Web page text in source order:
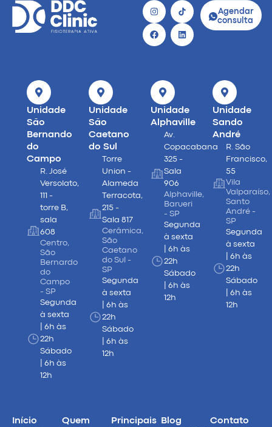
Agendar
consulta
Unidade
São
Bernando
do
Campo
R. José
Versolato,
111 -
torre B,
sala
608
Centro,
São
Bernardo
do
Campo
- SP
Segunda
à sexta
| 6h às
22h
Sábado
| 6h às
12h
Unidade
São
Caetano
do Sul
Torre
Union -
Alameda
Terracota,
215 -
Sala 817
Cerâmica,
São
Caetano
do Sul -
SP
Segunda
à sexta
| 6h às
22h
Sábado
| 6h às
12h
Unidade
Alphaville
Av.
Copacabana
325 -
Sala
906
Alphaville,
Barueri
- SP
Segunda
à sexta
| 6h às
22h
Sábado
| 6h às
12h
Unidade
Sando
André
R. São
Francisco,
55
Vila
Valparaíso,
Santo
André -
SP
Segunda
à sexta
| 6h às
22h
Sábado
| 6h às
12h
Início
Quem
Principais
Blog Contato